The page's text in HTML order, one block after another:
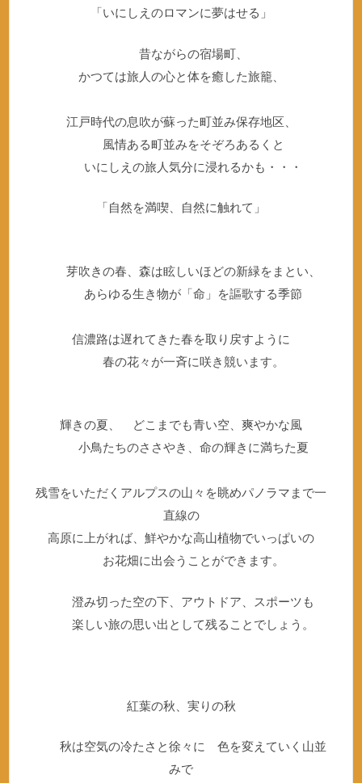
「いにしえのロマンに夢はせる」
昔ながらの宿場町、
かつては旅人の心と体を癒した旅籠、
江戸時代の息吹が蘇った町並み保存地区、
風情ある町並みをそぞろあるくと
いにしえの旅人気分に浸れるかも・・・
「自然を満喫、自然に触れて」
芽吹きの春、森は眩しいほどの新緑をまとい、
あらゆる生き物が「命」を謳歌する季節
信濃路は遅れてきた春を取り戻すように
春の花々が一斉に咲き競います。
輝きの夏、 どこまでも青い空、爽やかな風
小鳥たちのささやき、命の輝きに満ちた夏
残雪をいただくアルプスの山々を眺めパノラマまで一
直線の
高原に上がれば、鮮やかな高山植物でいっぱいの
お花畑に出会うことができます。
澄み切った空の下、アウトドア、スポーツも
楽しい旅の思い出として残ることでしょう。
紅葉の秋、実りの秋
秋は空気の冷たさと徐々に 色を変えていく山並
みで